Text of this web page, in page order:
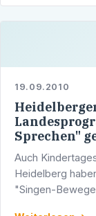
19.09.2010
Sprechen"
Auch
Heidelberg
"Singen-